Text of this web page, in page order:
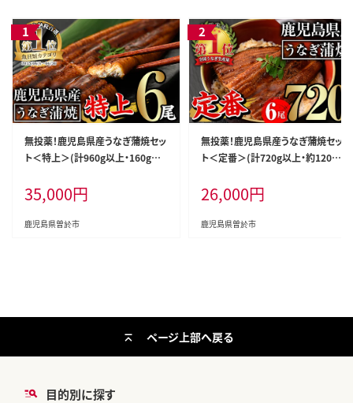
無投薬！鹿児島県産うなぎ蒲焼セッ
ト＜特上＞(計960g以上・160g以
【西日本養鰻】C7-v02
35,000円
鹿児島県曽於市
無投薬！鹿児島県産うなぎ蒲焼セッ
ト＜定番＞(計720g以上・約120g
【西日本養鰻】B145-v03
26,000円
鹿児島県曽於市
目的別に探す
ページ上部へ戻る